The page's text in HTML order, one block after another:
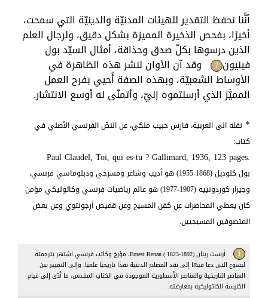
أنَّنا نحفظ التقدير للهيئات المدنيّة والدينيّة التي سمحت،
أخيرًا، بفحص الذخيرة المميزة بشكل دقيق، ولرجال العلم
الذين درسوها بكلّ صدق وحذاقة، أمثال السيّد بول
فينيون 7
وقد آن الأوان لنشر هذه الظاهرة في
الأوساط الشعبيّة، وبهذه الصفة أُحيي بفرح العمل
المميَّز الذي أرسلتموه إليّ، وأتمنّى له أوسع الانتشار.
* نقله الى العربية، فارس حبيب ملكي، عن النصّ الفرنسي الأصلي في
كتاب:
Paul Claudel, Toi, qui es-tu ? Gallimard, 1936, 123 pages.
بول كلوديل(1868-1955) هوأديب وشاعر ومسرحي ودبلوماسي فرنسي،
وجيرار كوردونييه (1907-1977) هو عالم رياضيات فرنسي وكاثوليكي مؤمن
كان يعطي المحاضرات عن كفن المسيح وعن قميص أرجونتوي وعن بعض
المتصوفين المسيحيين.
1
أرنست رينان Ernest Renan ( 1823-1892)، مؤرخ وكاتب فرنسي اشتهر بترجمته
ليسوع التي دعا فيها إلى نقد المصادر الدينية نقدًا تاريخيًا علميًا، وإلى التمييز بين
العناصر التاريخية والعناصر الأسطورية الموجودة في الكتاب المقدس، ما أدّى إلى قيام
الكنيسة الكاثوليكية بمعارضته.